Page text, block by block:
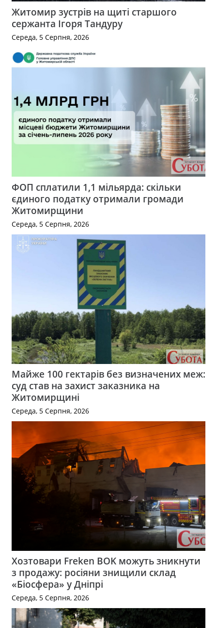
Житомир зустрів на щиті старшого
сержанта Ігоря Тандуру
Середа, 5 Серпня, 2026
ФОП сплатили 1,1 мільярда: скільки
єдиного податку отримали громади
Житомирщини
Середа, 5 Серпня, 2026
Майже 100 гектарів без визначених меж:
суд став на захист заказника на
Житомирщині
Середа, 5 Серпня, 2026
Хозтовари Freken BOK можуть зникнути
з продажу: росіяни знищили склад
«Біосфера» у Дніпрі
Середа, 5 Серпня, 2026